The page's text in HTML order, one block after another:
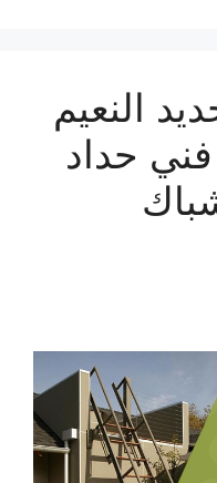
النعيم
/ فني حداد